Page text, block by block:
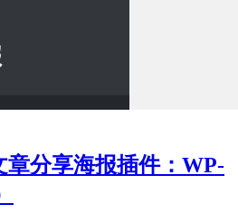
章分享海报插件：WP-